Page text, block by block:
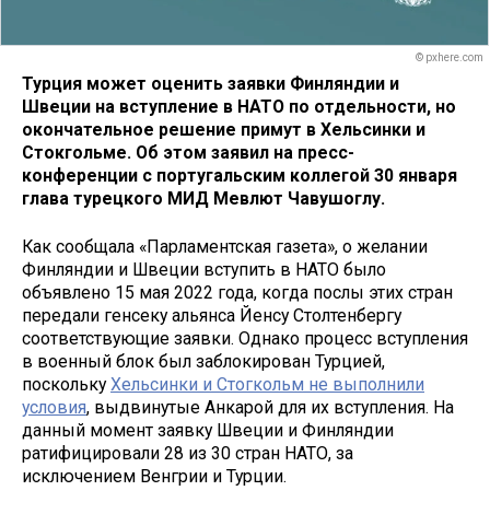
© pxhere.com
Турция может оценить заявки Финляндии и
Швеции на вступление в НАТО по отдельности, но
окончательное решение примут в Хельсинки и
Стокгольме. Об этом заявил на пресс-
конференции с португальским коллегой 30 января
глава турецкого МИД Мевлют Чавушоглу.
Как сообщала «Парламентская газета», о желании
Финляндии и Швеции вступить в НАТО было
объявлено 15 мая 2022 года, когда послы этих стран
передали генсеку альянса Йенсу Столтенбергу
соответствующие заявки. Однако процесс вступления
в военный блок был заблокирован Турцией,
посколькуХельсинки и Стогкольм не выполнили
условия, выдвинутые Анкарой для их вступления. На
данный момент заявку Швеции и Финляндии
ратифицировали 28 из 30 стран НАТО, за
исключением Венгрии и Турции.